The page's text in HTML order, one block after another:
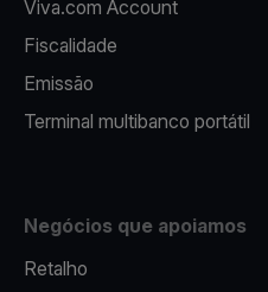
Viva.com Account
Fiscalidade
Emissão
Terminal multibanco portátil
Negócios que apoiamos
Retalho